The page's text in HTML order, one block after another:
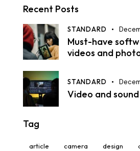
Recent Posts
STANDARD
Must-have
videos and
STANDARD
Video and
Tag
article camera design